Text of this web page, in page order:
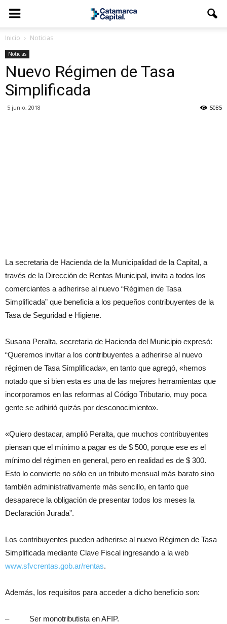
Inicio Noticias
Noticias
Nuevo Régimen de Tasa
Simplificada
5 junio, 2018 5085
La secretaria de Hacienda de la Municipalidad de la Capital, a
través de la Dirección de Rentas Municipal, invita a todos los
comerciantes a adherirse al nuevo “Régimen de Tasa
Simplificada” que beneficia a los pequeños contribuyentes de la
Tasa de Seguridad e Higiene.
Susana Peralta, secretaria de Hacienda del Municipio expresó:
“Queremos invitar a los contribuyentes a adherirse al nuevo
régimen de Tasa Simplificada», en tanto que agregó, «hemos
notado que si bien esta es una de las mejores herramientas que
incorporamos en las reformas al Código Tributario, muy poca
gente se adhirió quizás por desconocimiento».
«Quiero destacar, amplió Peralta, que muchos contribuyentes
piensan que el mínimo a pagar es de $ 500, porque ese es el
mínimo del régimen en general, pero en realidad es de $ 300.
Esto lo convierte no sólo en un tributo mensual más barato sino
también administrativamente más sencillo, en tanto que
desaparece la obligación de presentar todos los meses la
Declaración Jurada”.
Los contribuyentes pueden adherirse al nuevo Régimen de Tasa
Simplificada mediante Clave Fiscal ingresando a la web
www.sfvcrentas.gob.ar/rentas.
Además, los requisitos para acceder a dicho beneficio son:
– Ser monotributista en AFIP.